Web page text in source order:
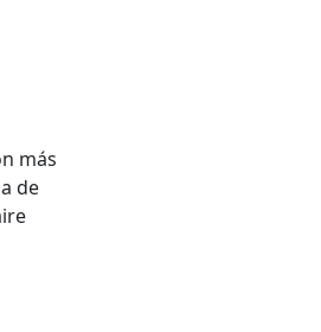
más
de